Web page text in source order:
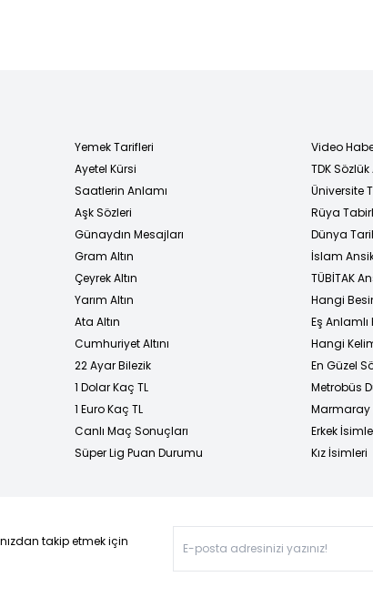
Yemek Tarifleri
Ayetel Kürsi
Saatlerin Anlamı
Aşk Sözleri
Günaydın Mesajları
Gram Altın
Çeyrek Altın
Yarım Altın
Ata Altın
Cumhuriyet Altını
22 Ayar Bilezik
1 Dolar Kaç TL
1 Euro Kaç TL
Canlı Maç Sonuçları
Süper Lig Puan Durumu
Video
TDK
Üniversite
Rüya
Dünya
İslam
TÜBİTAK
Hangi
Eş
Hangi
En Güzel
Metrobüs
Marmaray
Erkek
Kız İsimleri
takip etmek için